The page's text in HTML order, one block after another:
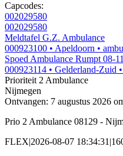
Capcodes:
002029580
002029580
Meldtafel G.Z. Ambulance
000923100 • Apeldoorn •
Spoed Ambulance Rumpt 08-
000923114 • Gelderland-Zuid
Prioriteit 2 Ambulance
Nijmegen
Ontvangen: 7 augustus 2026
Prio 2 Ambulance 08129 -
FLEX|2026-08-07